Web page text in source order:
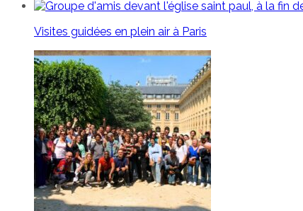
Visites guidées en plein air à Paris